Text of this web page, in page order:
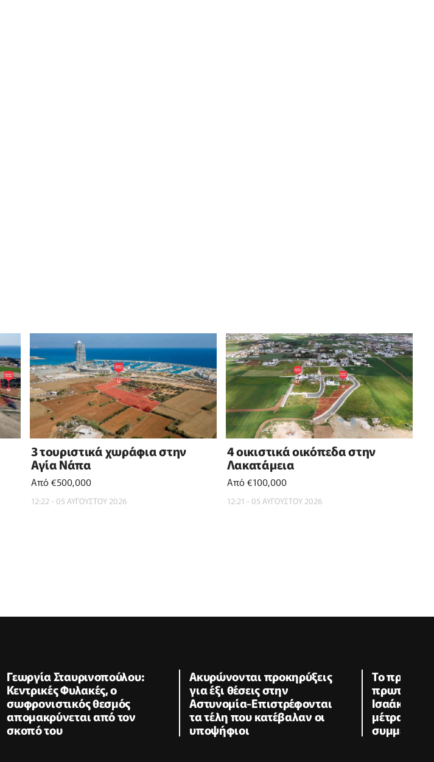
3 τουριστικά χωράφια στην
Αγία Νάπα
Από €500,000
12:22 - 05 ΑΥΓΟΥΣΤΟΥ 2026
4 οικιστικά οικόπεδα στην
Λακατάμεια
Από €100,000
12:21 - 05 ΑΥΓΟΥΣΤΟΥ 2026
Γεωργία Σταυρινοπούλου:
Κεντρικές Φυλακές, ο
σωφρονιστικός θεσμός
απομακρύνεται από τον
σκοπό του
Ακυρώνονται προκηρύξεις
για έξι θέσεις στην
Αστυνομία-Επιστρέφονται
τα τέλη που κατέβαλαν οι
υποψήφιοι
To
Ισαάκ-
μέτρα η